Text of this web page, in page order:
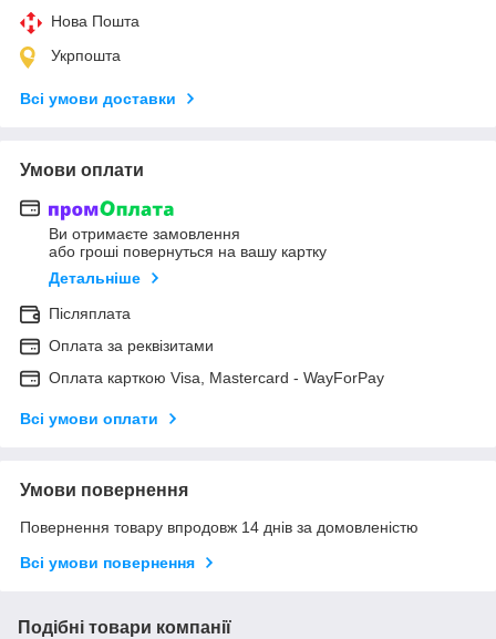
Нова Пошта
Укрпошта
Всі умови доставки
Умови оплати
Ви отримаєте замовлення
або гроші повернуться на вашу картку
Детальніше
Післяплата
Оплата за реквізитами
Оплата карткою Visa, Mastercard - WayForPay
Всі умови оплати
Умови повернення
Повернення товару впродовж 14 днів за домовленістю
Всі умови повернення
Подібні товари компанії